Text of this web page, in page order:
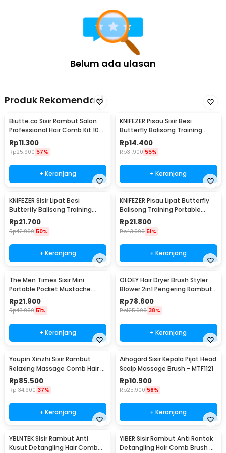
Belum ada ulasan
Produk Rekomendasi
Biutte.co Sisir Rambut Salon
Professional Hair Comb Kit 10
PCS - YS-254
Rp11.300
Rp25.900 57%
+ Keranjang
KNIFEZER Pisau Sisir Besi
Butterfly Balisong Training
Knife CS GO - LF-9898
Rp14.400
Rp31.900 55%
+ Keranjang
KNIFEZER Sisir Lipat Besi
Butterfly Balisong Training
Knife 220mm - JL07
Rp21.700
Rp42.900 50%
+ Keranjang
KNIFEZER Pisau Lipat Butterfly
Balisong Training Portable
Knife - C28
Rp21.800
Rp43.900 51%
+ Keranjang
The Men Times Sisir Mini
Portable Pocket Mustache
Beard Comb - MR-01
Rp21.900
Rp43.900 51%
+ Keranjang
OLOEY Hair Dryer Brush Styler
Blower 2in1 Pengering Rambut
1200W - 5250
Rp78.600
Rp125.900 38%
+ Keranjang
Youpin Xinzhi Sisir Rambut
Relaxing Massage Comb Hair -
XZ60019001
Rp85.500
Rp134.900 37%
+ Keranjang
Aihogard Sisir Kepala Pijat Head
Scalp Massage Brush - MTF1121
Rp10.900
Rp25.900 58%
+ Keranjang
YBLNTEK Sisir Rambut Anti
Kusut Detangling Hair Comb
YIBER Sisir Rambut Anti Rontok
Detangling Hair Comb Brush -